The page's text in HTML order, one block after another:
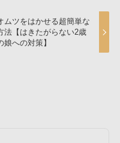
ムツをはかせる超簡単な
法【はきたがらない2歳
娘への対策】